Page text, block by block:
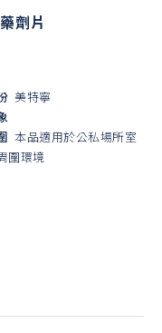
劑片
美特寧
本品適用於公私場所室
圍環境